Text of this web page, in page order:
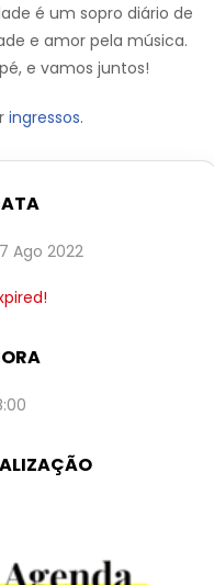
é um sopro diário de
e amor pela música.
e vamos juntos!
ingressos.
Ago 2022